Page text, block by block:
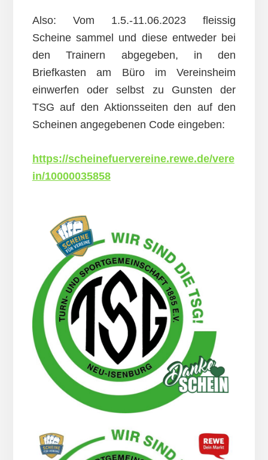
Also: Vom 1.5.-11.06.2023 fleissig
Scheine sammel und diese entweder bei
den Trainern abgegeben, in den
Briefkasten am Büro im Vereinsheim
einwerfen oder selbst zu Gunsten der
TSG auf den Aktionsseiten den auf den
Scheinen angegebenen Code eingeben:
https://scheinefuervereine.rewe.de/vere
in/10000035858